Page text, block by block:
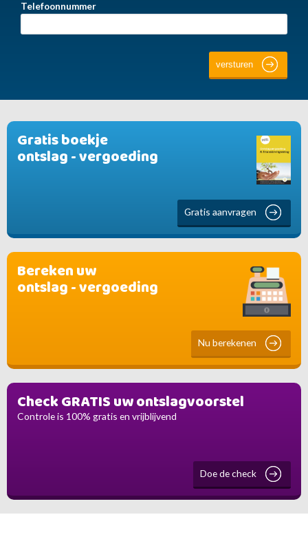
Gratis boekje
ontslag - vergoeding
Gratis aanvragen
Bereken uw
ontslag - vergoeding
Nu berekenen
Check GRATIS uw ontslagvoorstel
Controle is 100% gratis en vrijblijvend
Doe de check
Telefoonnummer